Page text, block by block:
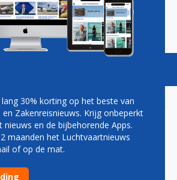
Podcasts Vacatures
AIRPORT
Airport zorgt opnieuw voor
30% korting op het beste van
Zakenreisnieuws. Krijg onbeperkt
en de bijbehorende Apps.
maanden het Luchtvaartnieuws
of op de mat.